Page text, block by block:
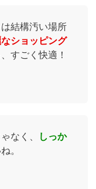
結構汚い場所
ショッピング
すごく快適！
なく、
しっか
。